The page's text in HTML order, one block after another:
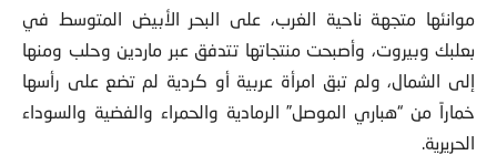
موانئها متجهة ناحية الغرب، على البحر الأبيض المتوسط في
بعلبك وبيروت، وأصبحت منتجاتها تتدفق عبر ماردين وحلب ومنها
إلى الشمال، ولم تبق امرأة عربية أو كردية لم تضع على رأسها
خماراً من “هباري الموصل” الرمادية والحمراء والفضية والسوداء
الحريرية.